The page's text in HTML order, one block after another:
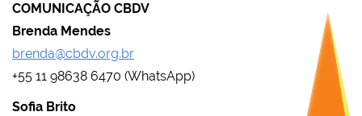
COMUNICAÇÃO CBDV
Brenda Mendes
brenda@cbdv.org.br
+55 11 98638 6470 (WhatsApp)
Sofia Brito